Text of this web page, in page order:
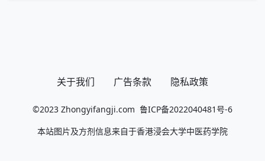
关于我们 广告条款 隐私政策
©2023 Zhongyifangji.com 鲁ICP备2022040481号-6
本站图片及方剂信息来自于香港浸会大学中医药学院